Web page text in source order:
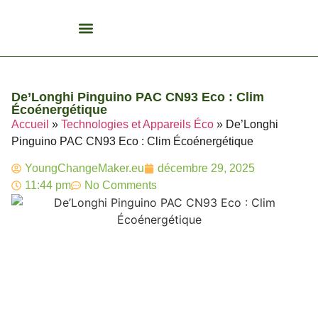
De’Longhi Pinguino PAC CN93 Eco : Clim
Écoénergétique
Accueil » Technologies et Appareils Éco » De’Longhi
Pinguino PAC CN93 Eco : Clim Écoénergétique
YoungChangeMaker.eu
décembre 29, 2025
11:44 pm
No Comments